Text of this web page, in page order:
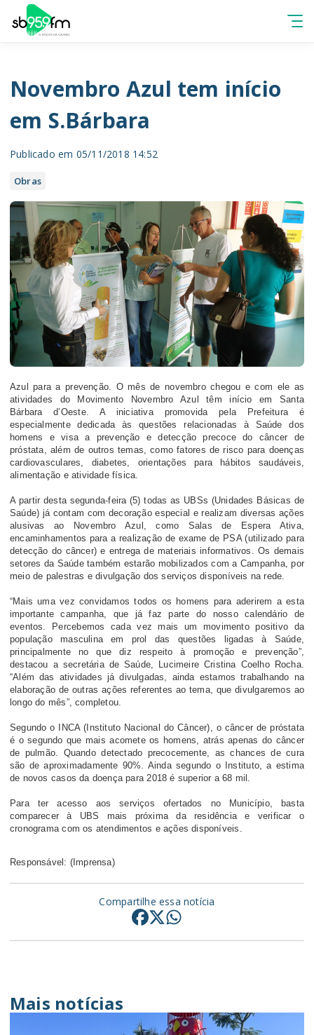
Novembro Azul tem início
em S.Bárbara
Publicado em 05/11/2018 14:52
Obras
Azul para a prevenção. O mês de novembro chegou e com ele as
atividades do Movimento Novembro Azul têm início em Santa
Bárbara d’Oeste. A iniciativa promovida pela Prefeitura é
especialmente dedicada às questões relacionadas à Saúde dos
homens e visa a prevenção e detecção precoce do câncer de
próstata, além de outros temas, como fatores de risco para doenças
cardiovasculares, diabetes, orientações para hábitos saudáveis,
alimentação e atividade física.
A partir desta segunda-feira (5) todas as UBSs (Unidades Básicas de
Saúde) já contam com decoração especial e realizam diversas ações
alusivas ao Novembro Azul, como Salas de Espera Ativa,
encaminhamentos para a realização de exame de PSA (utilizado para
detecção do câncer) e entrega de materiais informativos. Os demais
setores da Saúde também estarão mobilizados com a Campanha, por
meio de palestras e divulgação dos serviços disponíveis na rede.
“Mais uma vez convidamos todos os homens para aderirem a esta
importante campanha, que já faz parte do nosso calendário de
eventos. Percebemos cada vez mais um movimento positivo da
população masculina em prol das questões ligadas à Saúde,
principalmente no que diz respeito à promoção e prevenção”,
destacou a secretária de Saúde, Lucimeire Cristina Coelho Rocha.
“Além das atividades já divulgadas, ainda estamos trabalhando na
elaboração de outras ações referentes ao tema, que divulgaremos ao
longo do mês”, completou.
Segundo o INCA (Instituto Nacional do Câncer), o câncer de próstata
é o segundo que mais acomete os homens, atrás apenas do câncer
de pulmão. Quando detectado precocemente, as chances de cura
são de aproximadamente 90%. Ainda segundo o Instituto, a estima
de novos casos da doença para 2018 é superior a 68 mil.
Para ter acesso aos serviços ofertados no Município, basta
comparecer à UBS mais próxima da residência e verificar o
cronograma com os atendimentos e ações disponíveis.
Responsável: (Imprensa)
Compartilhe essa notícia
Mais notícias